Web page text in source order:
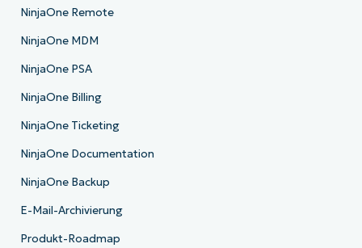
NinjaOne Remote
NinjaOne MDM
NinjaOne PSA
NinjaOne Billing
NinjaOne Ticketing
NinjaOne Documentation
NinjaOne Backup
E-Mail-Archivierung
Produkt-Roadmap